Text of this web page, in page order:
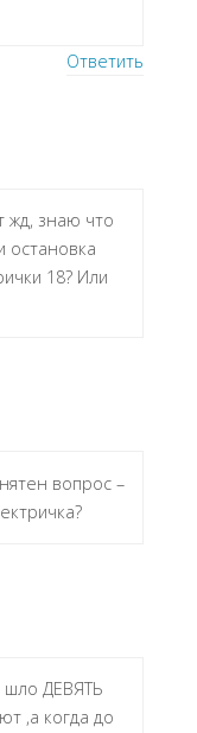
Ответить
жд, знаю что
остановка
18? Или
вопрос –
шло ДЕВЯТЬ
,а когда до